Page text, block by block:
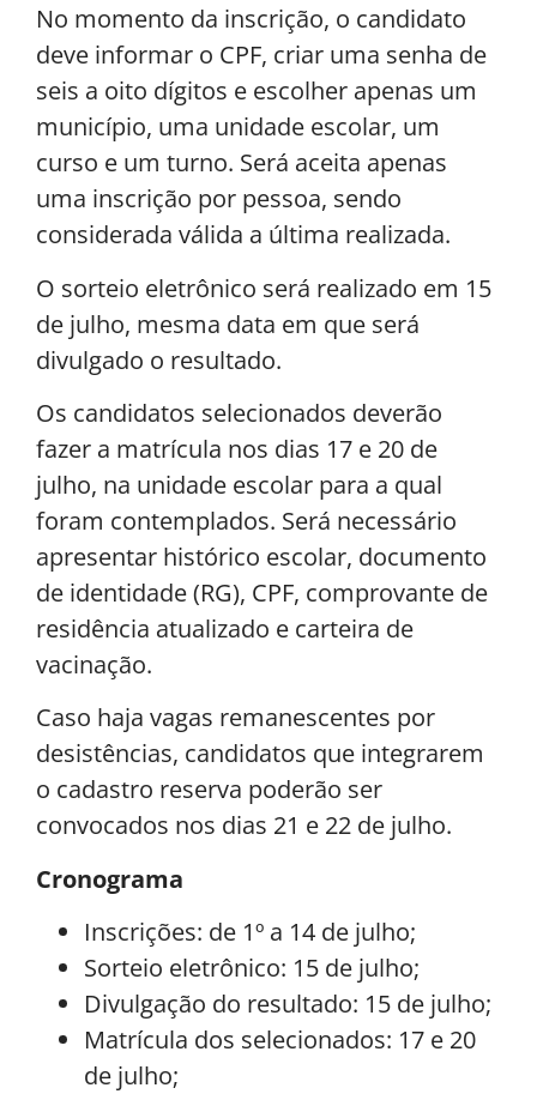
No momento da inscrição, o candidato
deve informar o CPF, criar uma senha de
seis a oito dígitos e escolher apenas um
município, uma unidade escolar, um
curso e um turno. Será aceita apenas
uma inscrição por pessoa, sendo
considerada válida a última realizada.
O sorteio eletrônico será realizado em 15
de julho, mesma data em que será
divulgado o resultado.
Os candidatos selecionados deverão
fazer a matrícula nos dias 17 e 20 de
julho, na unidade escolar para a qual
foram contemplados. Será necessário
apresentar histórico escolar, documento
de identidade (RG), CPF, comprovante de
residência atualizado e carteira de
vacinação.
Caso haja vagas remanescentes por
desistências, candidatos que integrarem
o cadastro reserva poderão ser
convocados nos dias 21 e 22 de julho.
Cronograma
Inscrições: de 1º a 14 de julho;
Sorteio eletrônico: 15 de julho;
Divulgação do resultado: 15 de julho;
Matrícula dos selecionados: 17 e 20
de julho;